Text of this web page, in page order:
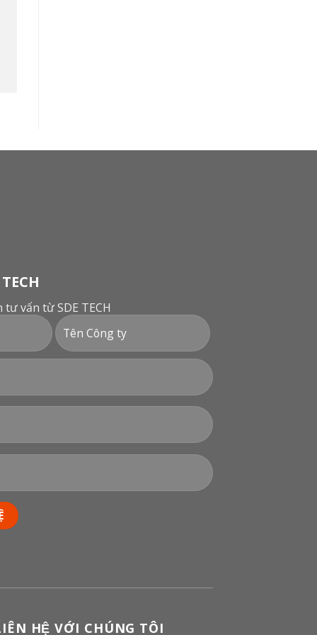
vấn từ SDE TECH
HỆ VỚI CHÚNG TÔI